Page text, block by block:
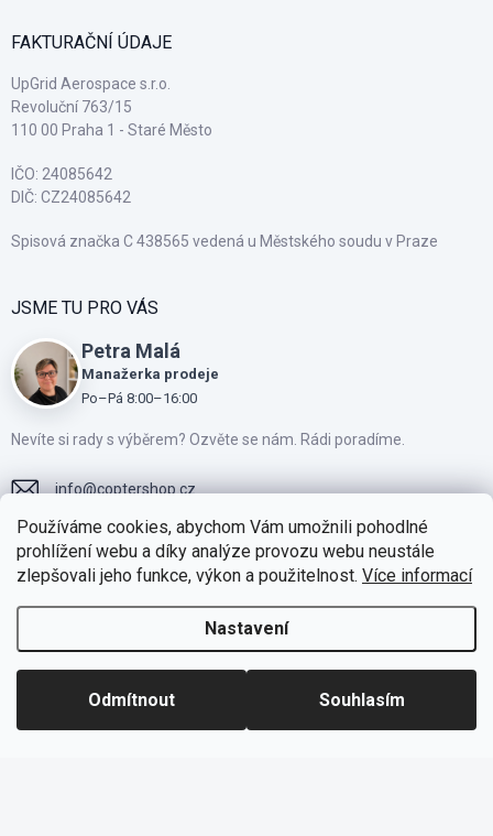
Používáme cookies, abychom Vám umožnili pohodlné
prohlížení webu a díky analýze provozu webu neustále
zlepšovali jeho funkce, výkon a použitelnost. Více informací
Nastavení
Odmítnout Souhlasím
FAKTURAČNÍ ÚDAJE
UpGrid Aerospace s.r.o.
Revoluční 763/15
110 00 Praha 1 - Staré Město
IČO: 24085642
DIČ: CZ24085642
Spisová značka C 438565 vedená u Městského soudu v Praze
JSME TU PRO VÁS
Petra Malá
Manažerka prodeje
Po–Pá 8:00–16:00
Nevíte si rady s výběrem? Ozvěte se nám. Rádi poradíme.
info@coptershop.cz
+420775810805
Přidejte se k našim fanouškům na Facebooku
https://www.instagram.com/coptershop.cz
Facebook
Skupina DJI CZ/SK
Skupina Drony CZ/SK
Skupina Drony CZ/SK - Bazar